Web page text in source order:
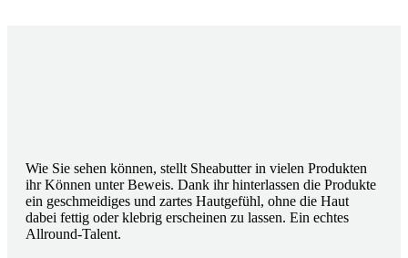
Wie Sie sehen können, stellt Sheabutter in vielen Produkten
ihr Können unter Beweis. Dank ihr hinterlassen die Produkte
ein geschmeidiges und zartes Hautgefühl, ohne die Haut
dabei fettig oder klebrig erscheinen zu lassen. Ein echtes
Allround-Talent.